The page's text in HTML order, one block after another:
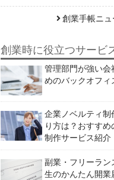
創業手帳ニ
創業時に役立つサービ
管理部門が強い会
めのバックオフィ
企業ノベルティ制
り方は？おすすめ
制作サービス紹介
副業・フリーラン
生のかんたん開業